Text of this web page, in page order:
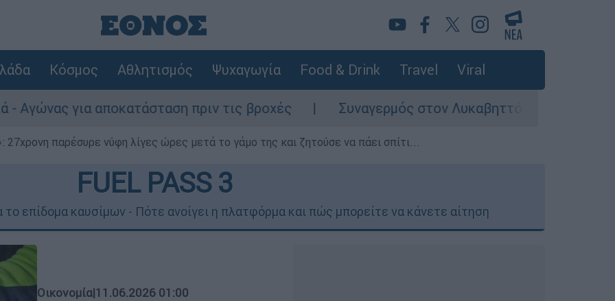
Κόσμος Αθλητισμός Ψυχαγωγία Food & Drink Travel Viral
πριν τις βροχές Συναγερμός στον Λυκαβηττό: Σορός σε προχωρημένη
παρέσυρε νύφη λίγες ώρες μετά το γάμο της και ζητούσε να πάει σπίτι...
FUEL PASS 3
το επίδομα καυσίμων - Πότε ανοίγει η πλατφόρμα και πώς μπορείτε να κάνετε αίτηση
Οικονομία|11.06.2026 01:00